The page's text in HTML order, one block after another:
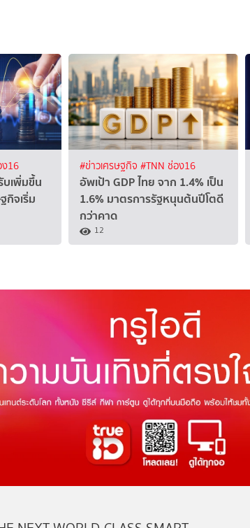
16
เพิ่มขึ้น
จเริ่ม
#ข่าวเศรษฐกิจ #TNN ช่อง16
อัพเป้า GDP ไทย จาก 1.4% เป็น
1.6% มาตรการรัฐหนุนต้นปีโตดี
กว่าคาด
12